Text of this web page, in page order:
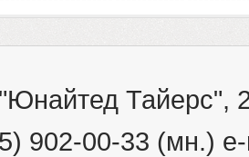
Тайерс",
902-00-33 (мн.)